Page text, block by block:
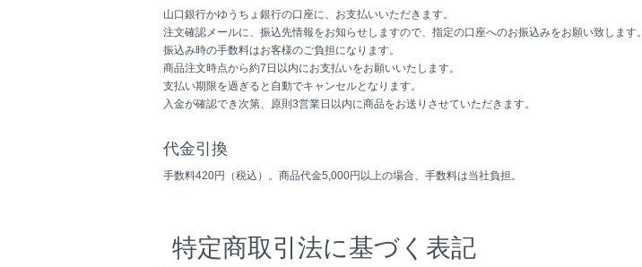
山口銀行かゆうちょ銀行の口座に、お支払いいただきます。
注文確認メールに、振込先情報をお知らせしますので、指定の口座へのお振込みをお願い致します。
振込み時の手数料はお客様のご負担になります。
商品注文時点から約7日以内にお支払いをお願いいたします。
支払い期限を過ぎると自動でキャンセルとなります。
入金が確認でき次第、原則3営業日以内に商品をお送りさせていただきます。
代金引換
手数料420円（税込）。商品代金5,000円以上の場合、手数料は当社負担。
特定商取引法に基づく表記